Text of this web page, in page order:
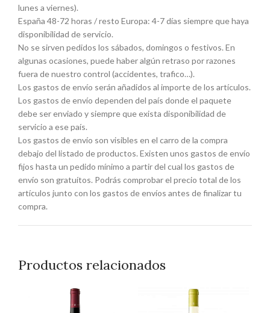
lunes a viernes).
España 48-72 horas / resto Europa: 4-7 días siempre que haya
disponibilidad de servicio.
No se sirven pedidos los sábados, domingos o festivos. En
algunas ocasiones, puede haber algún retraso por razones
fuera de nuestro control (accidentes, trafico…).
Los gastos de envío serán añadidos al importe de los artículos.
Los gastos de envío dependen del país donde el paquete
debe ser enviado y siempre que exista disponibilidad de
servicio a ese país.
Los gastos de envío son visibles en el carro de la compra
debajo del listado de productos. Existen unos gastos de envío
fijos hasta un pedido mínimo a partir del cual los gastos de
envío son gratuítos. Podrás comprobar el precio total de los
artículos junto con los gastos de envíos antes de finalizar tu
compra.
Productos relacionados